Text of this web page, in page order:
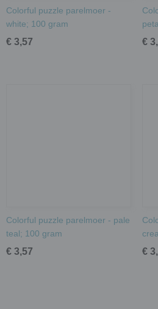
Colorful puzzle parelmoer -
white; 100 gram
€ 3,57 €
Colorful puzzle parelmoer - pale
teal; 100 gram
€ 3,57 €